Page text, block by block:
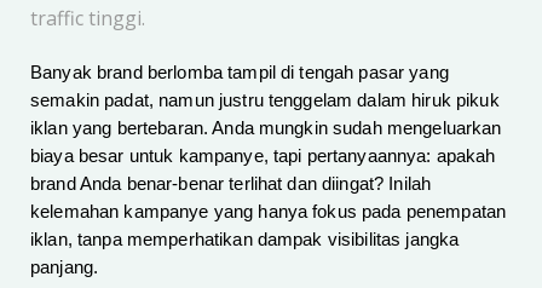
traffic tinggi.
Banyak brand berlomba tampil di tengah pasar yang
semakin padat, namun justru tenggelam dalam hiruk pikuk
iklan yang bertebaran. Anda mungkin sudah mengeluarkan
biaya besar untuk kampanye, tapi pertanyaannya: apakah
brand Anda benar-benar terlihat dan diingat? Inilah
kelemahan kampanye yang hanya fokus pada penempatan
iklan, tanpa memperhatikan dampak visibilitas jangka
panjang.